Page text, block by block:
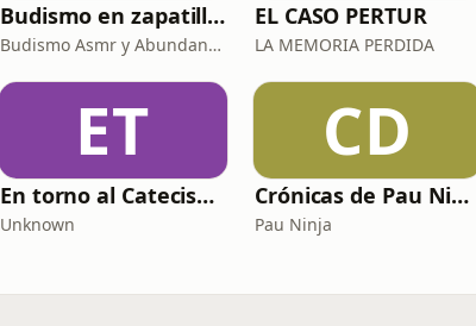
Budismo en zapatillas, El budismo sin sermones
Budismo Asmr y Abundancia
EL CASO PERTUR
LA MEMORIA PERDIDA
ET
En torno al Catecismo
Unknown
CD
Crónicas de Pau Ninja
Pau Ninja